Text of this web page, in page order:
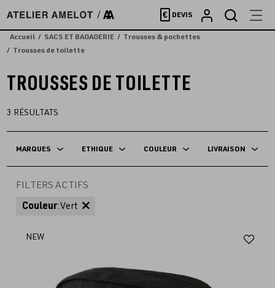
directement
au
contenu
€ DEVIS
Accueil SACS ET BAGAGERIE
Trousses & pochettes
Trousses de toilette
TROUSSES DE TOILETTE
3 RÉSULTATS
MARQUES ETHIQUE COULEUR LIVRAISON
FILTERS ACTIFS
Couleur:Vert
NEW